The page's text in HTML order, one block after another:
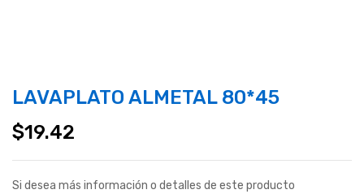
LAVAPLATO ALMETAL 80*45
$19.42
Si desea más información o detalles de este producto